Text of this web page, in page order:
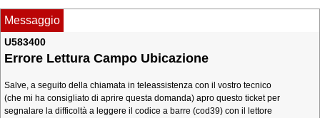
Messaggio
U583400
Errore Lettura Campo Ubicazione
Salve, a seguito della chiamata in teleassistenza con il vostro tecnico
(che mi ha consigliato di aprire questa domanda) apro questo ticket per
segnalare la difficoltà a leggere il codice a barre (cod39) con il lettore